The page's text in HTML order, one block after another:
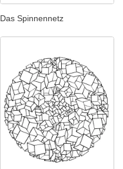
Das Spinnennetz